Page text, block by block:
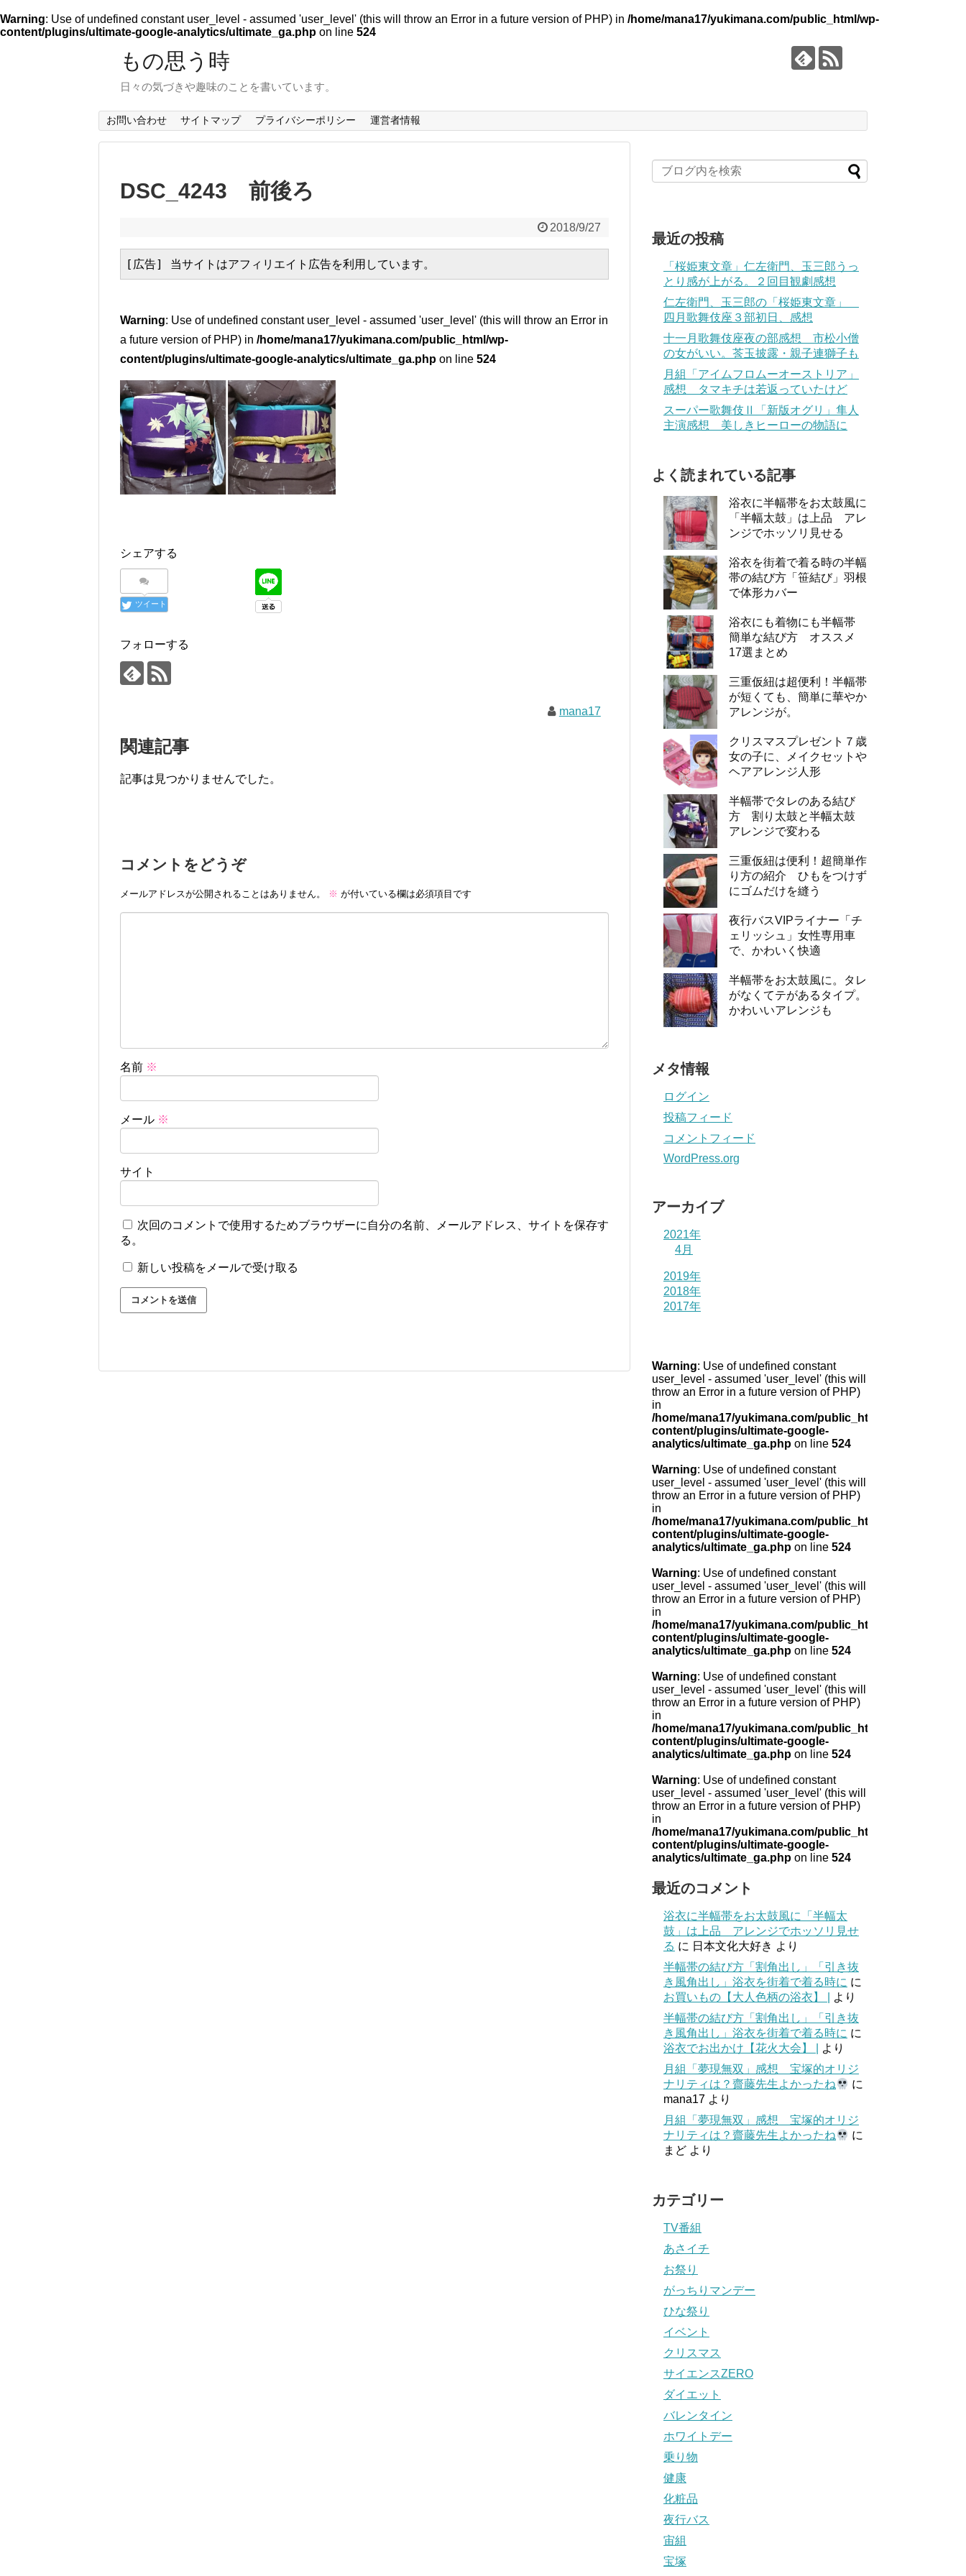
Warning: Use of undefined constant user_level - assumed 'user_level' (this will throw an Error in a future version of PHP) in /home/mana17/yukimana.com/public_html/wp-
content/plugins/ultimate-google-analytics/ultimate_ga.php on line 524
もの思う時
日々の気づきや趣味のことを書いています。
お問い合わせ サイトマップ プライバシーポリシー 運営者情報
DSC_4243 前後ろ
2018/9/27
[広告] 当サイトはアフィリエイト広告を利用しています。
Warning: Use of undefined constant user_level - assumed 'user_level' (this will throw an Error in
a future version of PHP) in /home/mana17/yukimana.com/public_html/wp-
content/plugins/ultimate-google-analytics/ultimate_ga.php on line 524
シェアする
ツイート
フォローする
mana17
関連記事
記事は見つかりませんでした。
コメントをどうぞ
メールアドレスが公開されることはありません。 ※ が付いている欄は必須項目です
名前 ※
メール ※
サイト
次回のコメントで使用するためブラウザーに自分の名前、メールアドレス、サイトを保存す
る。
新しい投稿をメールで受け取る
最近の投稿
「桜姫東文章」仁左衛門、玉三郎うっ
とり感が上がる。２回目観劇感想
仁左衛門、玉三郎の「桜姫東文章」
四月歌舞伎座３部初日、感想
十一月歌舞伎座夜の部感想 市松小僧
の女がいい。莟玉披露・親子連獅子も
月組「アイムフロムーオーストリア」
感想 タマキチは若返っていたけど
スーパー歌舞伎Ⅱ「新版オグリ」隼人
主演感想 美しきヒーローの物語に
よく読まれている記事
浴衣に半幅帯をお太鼓風に
「半幅太鼓」は上品 アレ
ンジでホッソリ見せる
浴衣を街着で着る時の半幅
帯の結び方「笹結び」羽根
で体形カバー
浴衣にも着物にも半幅帯
簡単な結び方 オススメ
17選まとめ
三重仮紐は超便利！半幅帯
が短くても、簡単に華やか
アレンジが。
クリスマスプレゼント７歳
女の子に、メイクセットや
ヘアアレンジ人形
半幅帯でタレのある結び
方 割り太鼓と半幅太鼓
アレンジで変わる
三重仮紐は便利！超簡単作
り方の紹介 ひもをつけず
にゴムだけを縫う
夜行バスVIPライナー「チ
ェリッシュ」女性専用車
で、かわいく快適
半幅帯をお太鼓風に。タレ
がなくてテがあるタイプ。
かわいいアレンジも
メタ情報
ログイン
投稿フィード
コメントフィード
WordPress.org
アーカイブ
2021年
4月
2019年
2018年
2017年
Warning: Use of undefined constant
user_level - assumed 'user_level' (this will
throw an Error in a future version of PHP)
in
/home/mana17/yukimana.com/public_html/wp-
content/plugins/ultimate-google-
analytics/ultimate_ga.php on line 524
Warning: Use of undefined constant
user_level - assumed 'user_level' (this will
throw an Error in a future version of PHP)
in
/home/mana17/yukimana.com/public_html/wp-
content/plugins/ultimate-google-
analytics/ultimate_ga.php on line 524
Warning: Use of undefined constant
user_level - assumed 'user_level' (this will
throw an Error in a future version of PHP)
in
/home/mana17/yukimana.com/public_html/wp-
content/plugins/ultimate-google-
analytics/ultimate_ga.php on line 524
Warning: Use of undefined constant
user_level - assumed 'user_level' (this will
throw an Error in a future version of PHP)
in
/home/mana17/yukimana.com/public_html/wp-
content/plugins/ultimate-google-
analytics/ultimate_ga.php on line 524
Warning: Use of undefined constant
user_level - assumed 'user_level' (this will
throw an Error in a future version of PHP)
in
/home/mana17/yukimana.com/public_html/wp-
content/plugins/ultimate-google-
analytics/ultimate_ga.php on line 524
最近のコメント
浴衣に半幅帯をお太鼓風に「半幅太
鼓」は上品 アレンジでホッソリ見せ
る に 日本文化大好き より
半幅帯の結び方「割角出し」「引き抜
き風角出し」浴衣を街着で着る時に に
お買いもの【大人色柄の浴衣】 |
より
半幅帯の結び方「割角出し」「引き抜
き風角出し」浴衣を街着で着る時に に
浴衣でお出かけ【花火大会】 |
より
月組「夢現無双」感想 宝塚的オリジ
ナリティは？齋藤先生よかったね
に
mana17 より
月組「夢現無双」感想 宝塚的オリジ
ナリティは？齋藤先生よかったね
に
まど より
カテゴリー
TV番組
あさイチ
お祭り
がっちりマンデー
ひな祭り
イベント
クリスマス
サイエンスZERO
ダイエット
バレンタイン
ホワイトデー
乗り物
健康
化粧品
夜行バス
宙組
宝塚